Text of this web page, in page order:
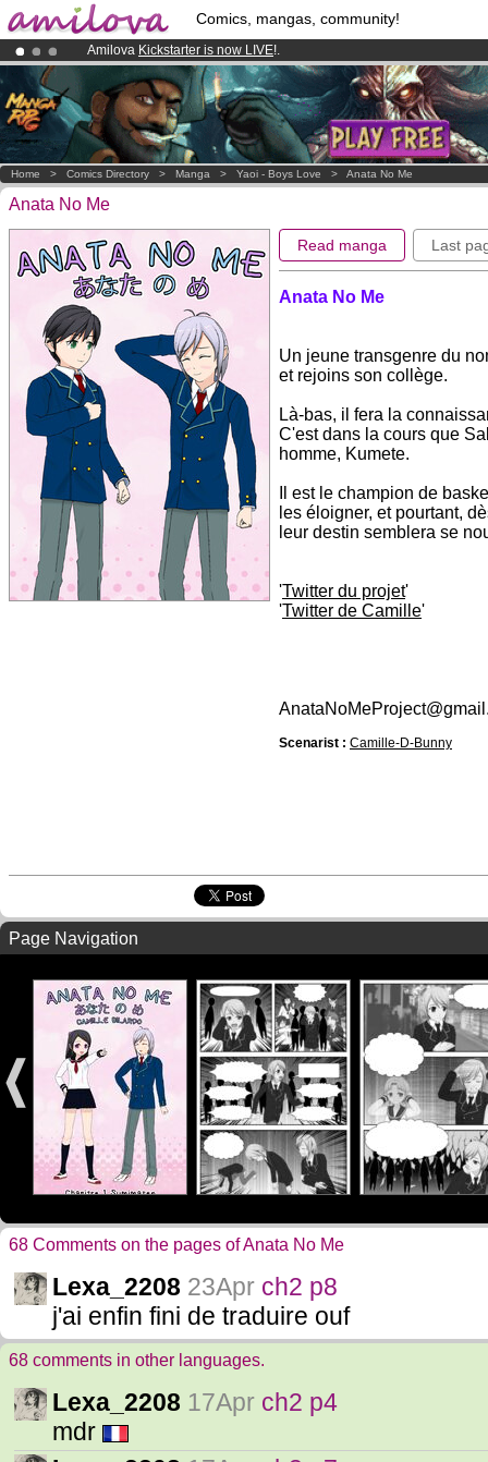
Comics, mangas, community!
Amilova Kickstarter is now LIVE!.
Already 100000membersand 1000comics & mangas!.
Premium membership from3.95 euros per month !Get membership
Home > Comics Directory > Manga > Yaoi - Boys Love > Anata No Me
Anata No Me
Read manga Last
Anata No Me
Un jeune transgenre du
et rejoins son collège.
Là-bas, il fera la
C'est dans la cours que
homme, Kumete.
Il est le champion de
les éloigner, et pourtant,
leur destin semblera se
'Twitter du projet'
'Twitter de Camille'
Scenarist : Camille-D-Bunny
Page Navigation
68 Comments on the pages of Anata No Me
Lexa_2208 23Apr ch2 p8
j'ai enfin fini de traduire ouf
68 comments in other languages.
Lexa_2208 17Apr ch2 p4
mdr